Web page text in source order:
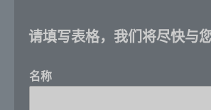
请填写表格，我们将尽快与您
名称